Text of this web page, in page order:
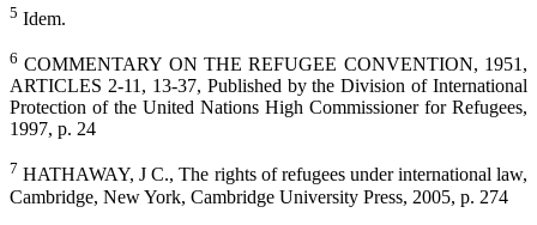
5 Idem.
6 COMMENTARY ON THE REFUGEE CONVENTION, 1951,
ARTICLES 2-11, 13-37, Published by the Division of International
Protection of the United Nations High Commissioner for Refugees,
1997, p. 24
7 HATHAWAY, J C., The rights of refugees under international law,
Cambridge, New York, Cambridge University Press, 2005, p. 274